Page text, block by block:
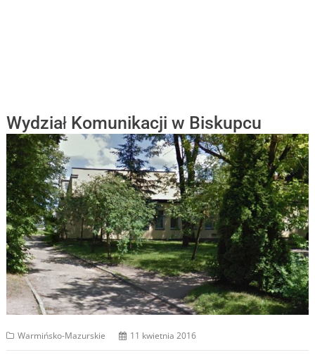
Wydział Komunikacji w Biskupcu
Warmińsko-Mazurskie 11 kwietnia 2016